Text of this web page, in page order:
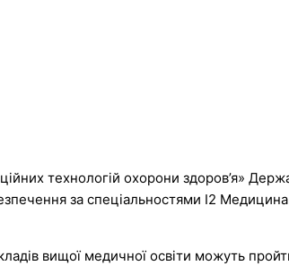
технологій охорони здоров’я»
за спеціальностями І2 Медицина
вищої медичної освіти можуть